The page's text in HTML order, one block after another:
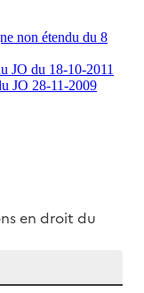
non étendu du 8
JO du 18-10-2011
JO 28-11-2009